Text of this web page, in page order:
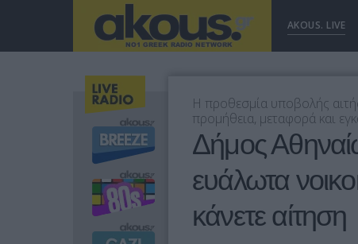
AKOUS. LIVE
Η προθεσμία υποβολής
προμήθεια, μεταφορά και
Δήμος
ευάλωτα
κάνετε αίτηση